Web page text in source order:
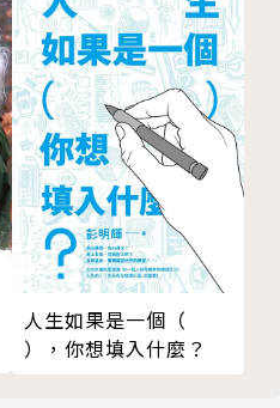
OS通常是……
己該做的事是自然的，沒什
者
我一個合理的說法。」→質
做什麼我都會做。」→盡責
你又不是我媽，我想幹嘛就
人生如果是一個（
），你想填入什麼？